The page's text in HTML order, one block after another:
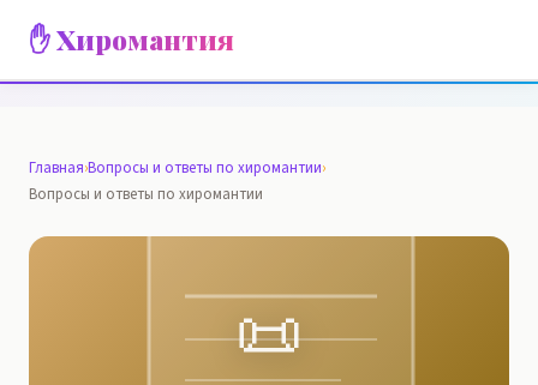
✋ Хиромантия
Главная›Вопросы и ответы по хиромантии›
Вопросы и ответы по хиромантии
📜